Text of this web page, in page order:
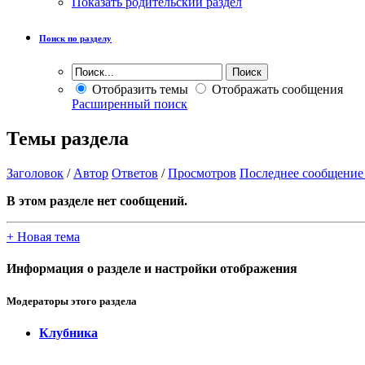
Поиск по разделу
Отобразить темы
Отображать сообщения
Расширенный поиск
Темы раздела
Заголовок / Автор Ответов /Просмотров Последнее сообщение
В этом разделе нет сообщений.
+ Новая тема
Информация о разделе и настройки отображения
Модераторы этого раздела
Клубника